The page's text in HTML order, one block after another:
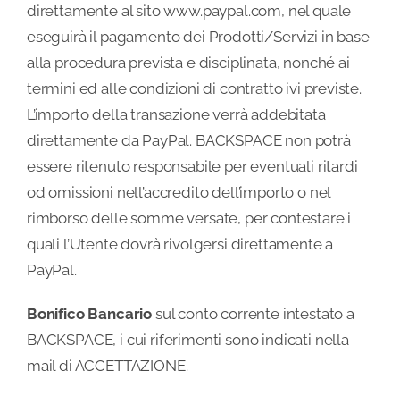
direttamente al sito www.paypal.com, nel quale
eseguirà il pagamento dei Prodotti/Servizi in base
alla procedura prevista e disciplinata, nonché ai
termini ed alle condizioni di contratto ivi previste.
L’importo della transazione verrà addebitata
direttamente da PayPal. BACKSPACE non potrà
essere ritenuto responsabile per eventuali ritardi
od omissioni nell’accredito dell’importo o nel
rimborso delle somme versate, per contestare i
quali l’Utente dovrà rivolgersi direttamente a
PayPal.
Bonifico Bancario sul conto corrente intestato a
BACKSPACE, i cui riferimenti sono indicati nella
mail di ACCETTAZIONE.